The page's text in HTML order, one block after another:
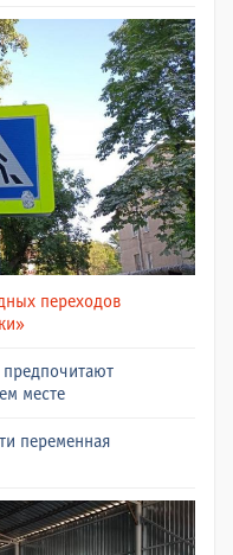
переходов
предпочитают
месте
переменная